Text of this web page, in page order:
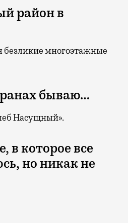
район в
безликие многоэтажные
бываю…
Насущный».
в которое все
но никак не